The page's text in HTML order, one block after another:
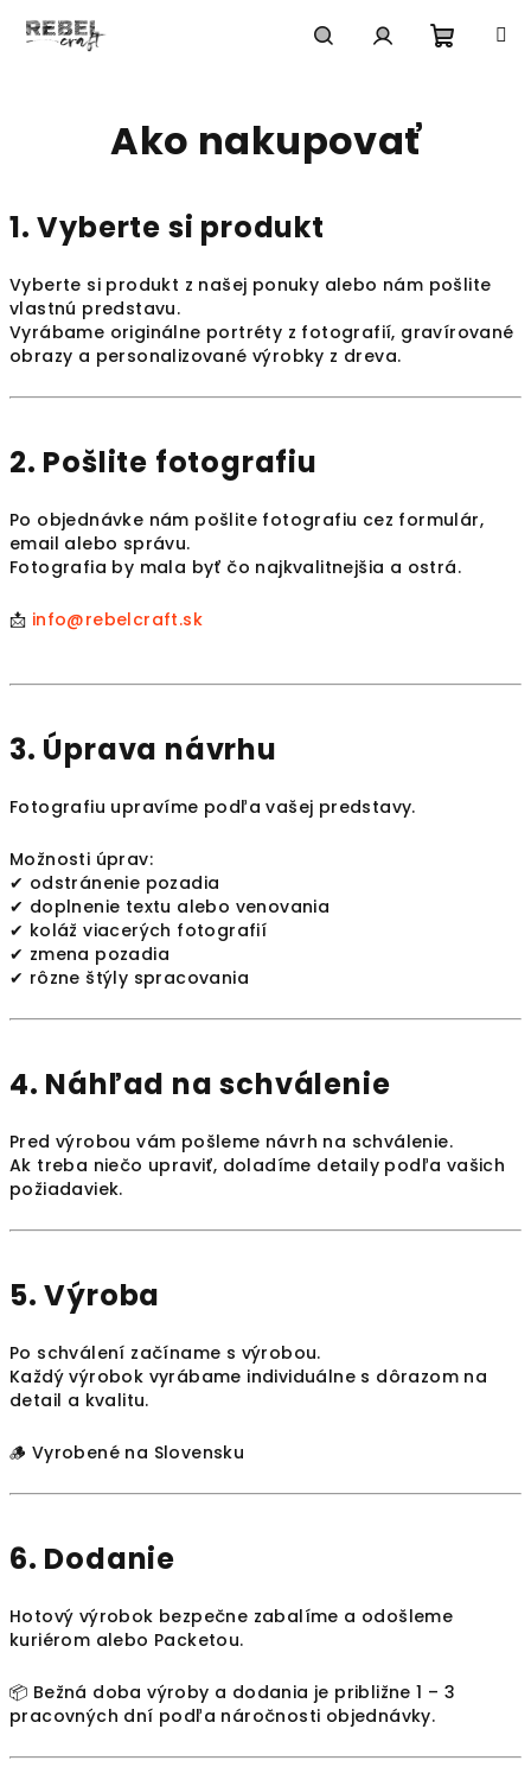
Ako nakupovať
1. Vyberte si produkt
Vyberte si produkt z našej ponuky alebo nám pošlite
vlastnú predstavu.
Vyrábame originálne portréty z fotografií, gravírované
obrazy a personalizované výrobky z dreva.
2. Pošlite fotografiu
Po objednávke nám pošlite fotografiu cez formulár,
email alebo správu.
Fotografia by mala byť čo najkvalitnejšia a ostrá.
📩 info@rebelcraft.sk
3. Úprava návrhu
Fotografiu upravíme podľa vašej predstavy.
Možnosti úprav:
✔ odstránenie pozadia
✔ doplnenie textu alebo venovania
✔ koláž viacerých fotografií
✔ zmena pozadia
✔ rôzne štýly spracovania
4. Náhľad na schválenie
Pred výrobou vám pošleme návrh na schválenie.
Ak treba niečo upraviť, doladíme detaily podľa vašich
požiadaviek.
5. Výroba
Po schválení začíname s výrobou.
Každý výrobok vyrábame individuálne s dôrazom na
detail a kvalitu.
🪵 Vyrobené na Slovensku
6. Dodanie
Hotový výrobok bezpečne zabalíme a odošleme
kuriérom alebo Packetou.
📦 Bežná doba výroby a dodania je približne 1 – 3
pracovných dní podľa náročnosti objednávky.